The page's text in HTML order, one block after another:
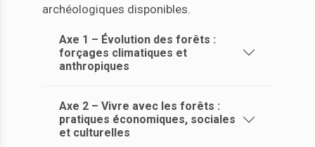
archéologiques disponibles.
Axe 1 – Évolution des forêts :
forçages climatiques et
anthropiques
Axe 2 – Vivre avec les forêts :
pratiques économiques, sociales
et culturelles